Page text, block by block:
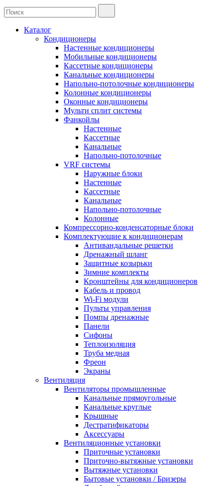
Каталог
Кондиционеры
Настенные кондиционеры
Мобильные кондиционеры
Кассетные кондиционеры
Канальные кондиционеры
Напольно-потолочные кондиционеры
Колонные кондиционеры
Оконные кондиционеры
Мульти сплит системы
Фанкойлы
Настенные
Кассетные
Канальные
Напольно-потолочные
VRF системы
Наружные блоки
Настенные
Кассетные
Канальные
Напольно-потолочные
Колонные
Компрессорно-конденсаторные блоки
Комплектующие к кондиционерам
Антивандальные решетки
Дренажный шланг
Защитные козырьки
Зимние комплекты
Кронштейны для кондиционеров
Кабель и провод
Wi-Fi модули
Пульты управления
Помпы дренажные
Панели
Сифоны
Теплоизоляция
Труба медная
Фреон
Экраны
Вентиляция
Вентиляторы промышленные
Канальные прямоугольные
Канальные круглые
Крышные
Дестратификаторы
Аксессуары
Вентиляционные установки
Приточные установки
Приточно-вытяжные установки
Вытяжные установки
Бытовые установки / Бризеры